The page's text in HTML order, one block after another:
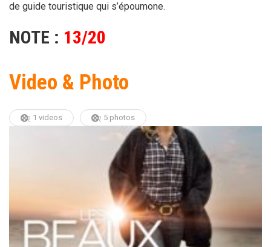
de guide touristique qui s’époumone.
NOTE : 13/20
Video & Photo
1 videos 5 photos